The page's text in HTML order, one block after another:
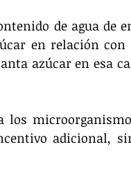
de agua de
en relación
azúcar en esa
adicional,